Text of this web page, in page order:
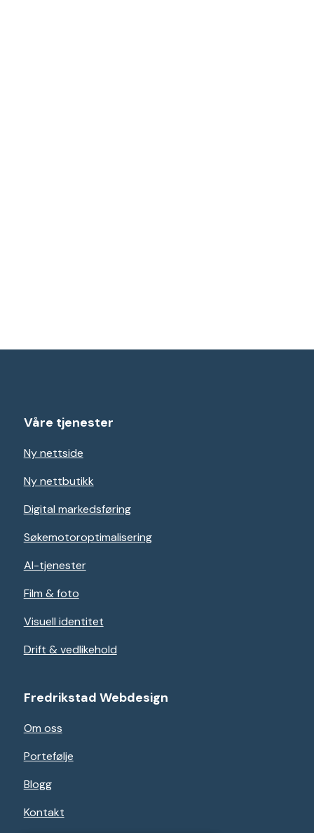
Våre tjenester
Ny nettside
Ny nettbutikk
Digital markedsføring
Søkemotoroptimalisering
AI-tjenester
Film & foto
Visuell identitet
Drift & vedlikehold
Fredrikstad Webdesign
Om oss
Portefølje
Blogg
Kontakt